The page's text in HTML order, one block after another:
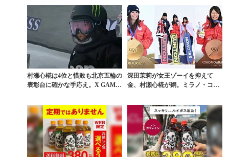
村瀬心椛は4位と惜敗も北京五輪の
表彰台に確かな手応え。X GAME
深田茉莉が女王ゾーイを抑えて
金、村瀬心椛が銅。ミラノ・コル